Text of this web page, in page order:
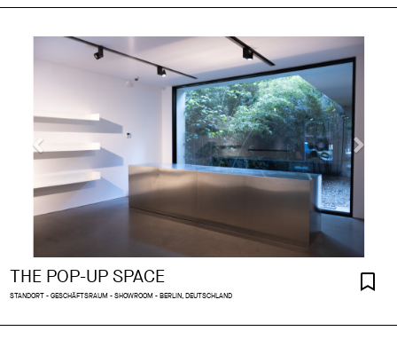
THE POP-UP SPACE
STANDORT - GESCHÄFTSRAUM - SHOWROOM - BERLIN, DEUTSCHLAND